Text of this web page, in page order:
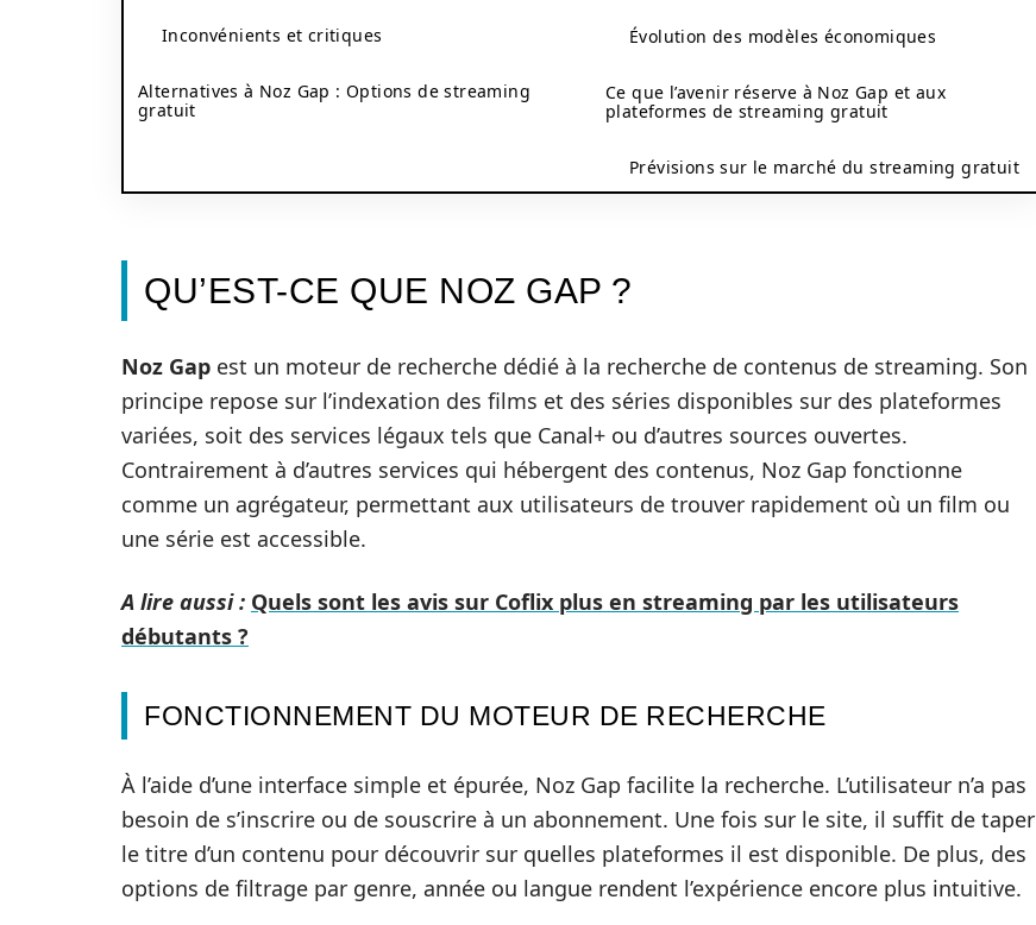
Inconvénients et critiques
Alternatives à Noz Gap : Options de streaming
gratuit
Évolution des modèles économiques
Ce que l’avenir réserve à Noz Gap et aux
plateformes de streaming gratuit
Prévisions sur le marché du streaming gratuit
QU’EST-CE QUE NOZ GAP ?
Noz Gap est un moteur de recherche dédié à la recherche de contenus de streaming. Son
principe repose sur l’indexation des films et des séries disponibles sur des plateformes
variées, soit des services légaux tels que Canal+ ou d’autres sources ouvertes.
Contrairement à d’autres services qui hébergent des contenus, Noz Gap fonctionne
comme un agrégateur, permettant aux utilisateurs de trouver rapidement où un film ou
une série est accessible.
A lire aussi : Quels sont les avis sur Coflix plus en streaming par les utilisateurs
débutants ?
FONCTIONNEMENT DU MOTEUR DE RECHERCHE
À l’aide d’une interface simple et épurée, Noz Gap facilite la recherche. L’utilisateur n’a pas
besoin de s’inscrire ou de souscrire à un abonnement. Une fois sur le site, il suffit de taper
le titre d’un contenu pour découvrir sur quelles plateformes il est disponible. De plus, des
options de filtrage par genre, année ou langue rendent l’expérience encore plus intuitive.